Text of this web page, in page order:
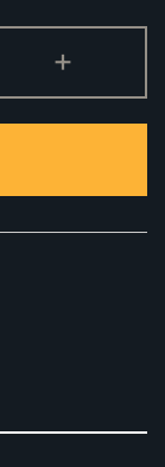
+